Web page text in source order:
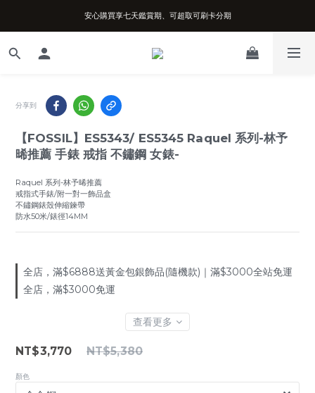
台南實體店面、兩年機芯保固、開立發票
安心購買享七天鑑賞期、可超取可刷卡分期
台南實體店面、兩年機芯保固、開立發票
分享到
【FOSSIL】ES5343/ ES5345 Raquel 系列-林予
晞推薦 手錶 戒指 不鏽鋼 女錶-
Raquel 系列-林予晞推薦
戒指式手錶/附一對一飾品盒
不鏽鋼錶殼伸縮鍊帶
防水50米/錶徑14MM
全店，滿$6888送黃金包銀飾品(隨機款)｜滿$3000全站免運
全店，滿$3000免運
查看更多
NT$3,770 NT$5,380
顏色